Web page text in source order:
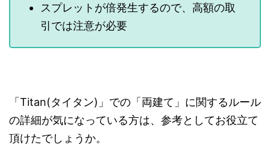
スプレットが倍発生するので、高額の取
引では注意が必要
「Titan(タイタン)」での「両建て」に関するルール
の詳細が気になっている方は、参考としてお役立て
頂けたでしょうか。